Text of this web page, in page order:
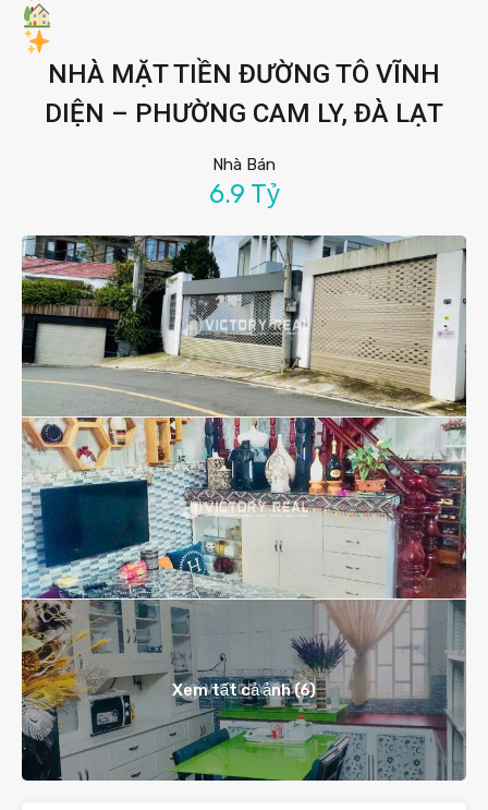
NHÀ MẶT TIỀN ĐƯỜNG TÔ VĨNH
DIỆN – PHƯỜNG CAM LY, ĐÀ LẠT
Nhà Bán
6.9 Tỷ
Xem tất cả ảnh (6)